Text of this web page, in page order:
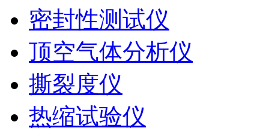
密封性测试仪
顶空气体分析仪
撕裂度仪
热缩试验仪